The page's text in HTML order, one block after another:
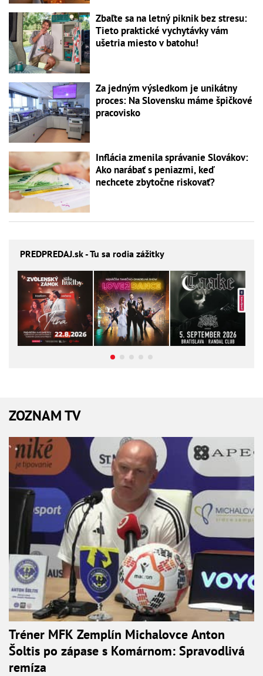
Zbaľte sa na letný piknik bez stresu:
Tieto praktické vychytávky vám
ušetria miesto v batohu!
Za jedným výsledkom je unikátny
proces: Na Slovensku máme špičkové
pracovisko
Inflácia zmenila správanie Slovákov:
Ako narábať s peniazmi, keď
nechcete zbytočne riskovať?
PREDPREDAJ.sk - Tu sa rodia zážitky
ZOZNAM TV
Tréner MFK Zemplín Michalovce Anton
Šoltis po zápase s Komárnom: Spravodlivá
remíza